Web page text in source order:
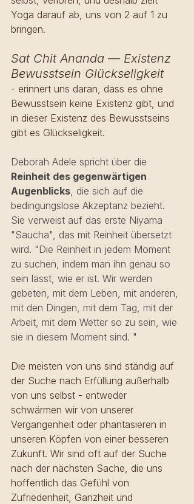
Yoga darauf ab, uns von 2 auf 1 zu
bringen.
Sat Chit Ananda — Existenz
Bewusstsein Glückseligkeit
- erinnert uns daran, dass es ohne
Bewusstsein keine Existenz gibt, und
in dieser Existenz des Bewusstseins
gibt es Glückseligkeit.
Deborah Adele spricht über die
Reinheit des gegenwärtigen
Augenblicks, die sich auf die
bedingungslose Akzeptanz bezieht.
Sie verweist auf das erste Niyama
"Saucha", das mit Reinheit übersetzt
wird. "Die Reinheit in jedem Moment
zu suchen, indem man ihn genau so
sein lässt, wie er ist. Wir werden
gebeten, mit dem Leben, mit anderen,
mit den Dingen, mit dem Tag, mit der
Arbeit, mit dem Wetter so zu sein, wie
sie in diesem Moment sind. "
Die meisten von uns sind ständig auf
der Suche nach Erfüllung außerhalb
von uns selbst - entweder
schwärmen wir von unserer
Vergangenheit oder phantasieren in
unseren Köpfen von einer besseren
Zukunft. Wir sind oft auf der Suche
nach der nächsten Sache, die uns
hoffentlich das Gefühl von
Zufriedenheit, Ganzheit und